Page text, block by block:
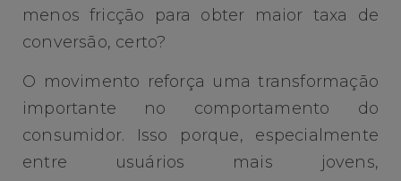
menos fricção para obter maior taxa de
conversão, certo?
O movimento reforça uma transformação
importante no comportamento do
consumidor. Isso porque, especialmente
entre usuários mais jovens,